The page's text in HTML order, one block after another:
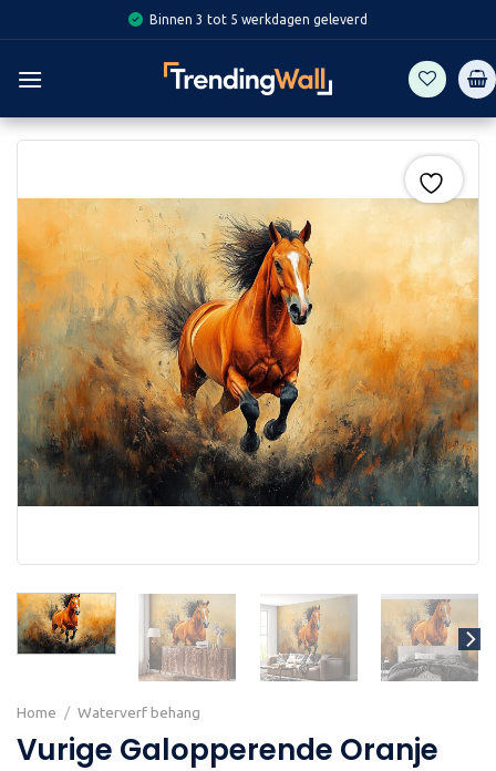
to
content
Binnen 3 tot 5 werkdagen geleverd
Home / Waterverf behang
Vurige Galopperende Oranje